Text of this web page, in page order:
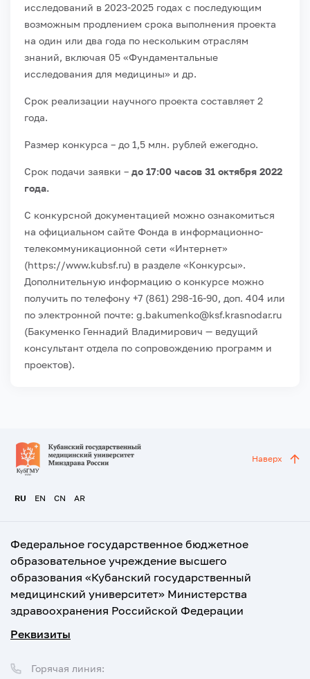
исследований в 2023-2025 годах с последующим
возможным продлением срока выполнения проекта
на один или два года по нескольким отраслям
знаний, включая 05 «Фундаментальные
исследования для медицины» и др.
Срок реализации научного проекта составляет 2
года.
Размер конкурса – до 1,5 млн. рублей ежегодно.
Срок подачи заявки – до 17:00 часов 31 октября 2022
года.
С конкурсной документацией можно ознакомиться
на официальном сайте Фонда в информационно-
телекоммуникационной сети «Интернет»
(https://www.kubsf.ru) в разделе «Конкурсы».
Дополнительную информацию о конкурсе можно
получить по телефону +7 (861) 298-16-90, доп. 404 или
по электронной почте: g.bakumenko@ksf.krasnodar.ru
(Бакуменко Геннадий Владимирович — ведущий
консультант отдела по сопровождению программ и
проектов).
RU EN CN AR
Наверх
Федеральное государственное бюджетное
образовательное учреждение высшего
образования «Кубанский государственный
медицинский университет» Министерства
здравоохранения Российской Федерации
Реквизиты
Горячая линия: